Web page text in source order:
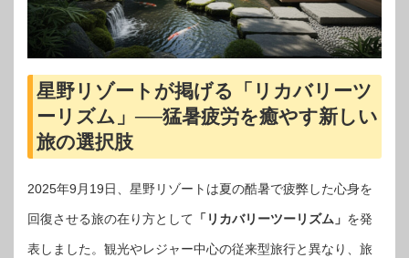
星野リゾートが掲げる「リカバリーツ
ーリズム」──猛暑疲労を癒やす新しい
旅の選択肢
2025年9月19日、星野リゾートは夏の酷暑で疲弊した心身を
回復させる旅の在り方として 「リカバリーツーリズム」 を発
表しました。観光やレジャー中心の従来型旅行と異なり、旅